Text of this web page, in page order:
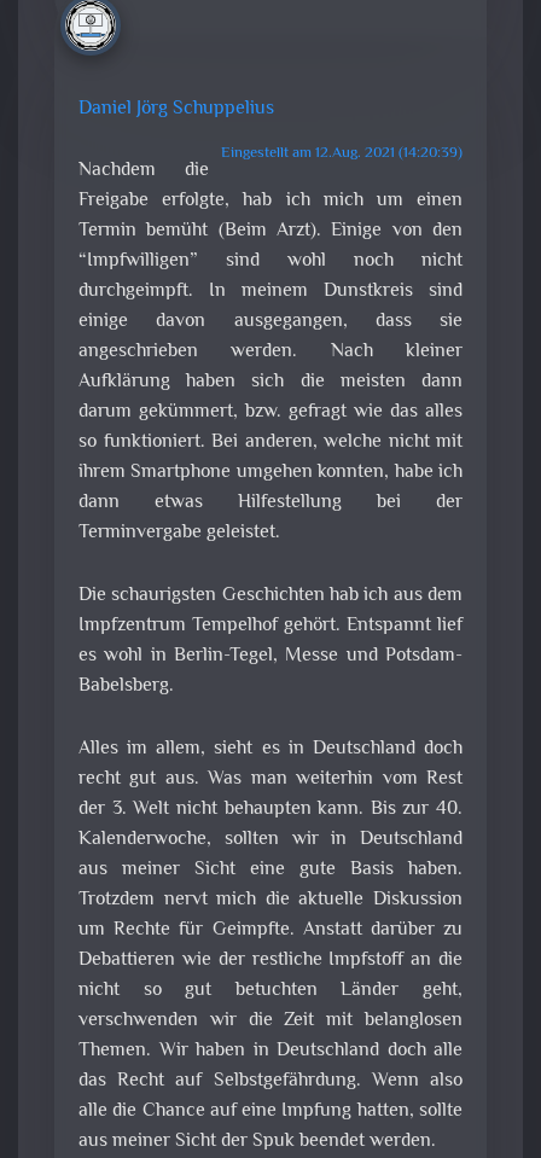
Daniel Jörg Schuppelius
Eingestellt am 12.Aug. 2021 (14:20:39)
Nachdem die
Freigabe erfolgte, hab ich mich um einen
Termin bemüht (Beim Arzt). Einige von den
“Impfwilligen” sind wohl noch nicht
durchgeimpft. In meinem Dunstkreis sind
einige davon ausgegangen, dass sie
angeschrieben werden. Nach kleiner
Aufklärung haben sich die meisten dann
darum gekümmert, bzw. gefragt wie das alles
so funktioniert. Bei anderen, welche nicht mit
ihrem Smartphone umgehen konnten, habe ich
dann etwas Hilfestellung bei der
Terminvergabe geleistet.
Die schaurigsten Geschichten hab ich aus dem
Impfzentrum Tempelhof gehört. Entspannt lief
es wohl in Berlin-Tegel, Messe und Potsdam-
Babelsberg.
Alles im allem, sieht es in Deutschland doch
recht gut aus. Was man weiterhin vom Rest
der 3. Welt nicht behaupten kann. Bis zur 40.
Kalenderwoche, sollten wir in Deutschland
aus meiner Sicht eine gute Basis haben.
Trotzdem nervt mich die aktuelle Diskussion
um Rechte für Geimpfte. Anstatt darüber zu
Debattieren wie der restliche Impfstoff an die
nicht so gut betuchten Länder geht,
verschwenden wir die Zeit mit belanglosen
Themen. Wir haben in Deutschland doch alle
das Recht auf Selbstgefährdung. Wenn also
alle die Chance auf eine Impfung hatten, sollte
aus meiner Sicht der Spuk beendet werden.